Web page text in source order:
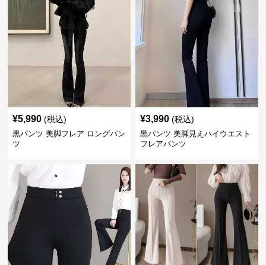
¥5,990 (税込)
黒パンツ 美脚フレア ロングパン
ツ
¥3,990 (税込)
黒パンツ 美脚見えハイウエスト
フレアパンツ